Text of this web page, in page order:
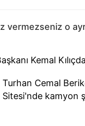
vermezseniz o
Kemal
Turhan Cemal
Sitesi'nde kamyon